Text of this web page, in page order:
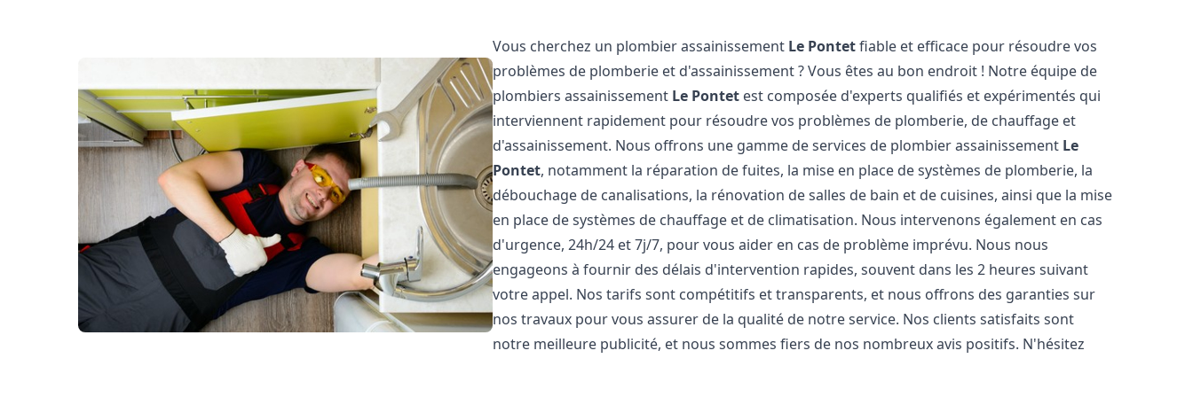
Vous cherchez un plombier assainissement Le Pontetfiable et efficace pour résoudre vos
problèmes de plomberie et d'assainissement ? Vous êtes au bon endroit ! Notre équipe de
plombiers assainissement Le Pontet est composée d'experts qualifiés et expérimentés qui
interviennent rapidement pour résoudre vos problèmes de plomberie, de chauffage et
d'assainissement. Nous offrons une gamme de services de plombier assainissement Le
Pontet, notamment la réparation de fuites, la mise en place de systèmes de plomberie, la
débouchage de canalisations, la rénovation de salles de bain et de cuisines, ainsi que la mise
en place de systèmes de chauffage et de climatisation. Nous intervenons également en cas
d'urgence, 24h/24 et 7j/7, pour vous aider en cas de problème imprévu. Nous nous
engageons à fournir des délais d'intervention rapides, souvent dans les 2 heures suivant
votre appel. Nos tarifs sont compétitifs et transparents, et nous offrons des garanties sur
nos travaux pour vous assurer de la qualité de notre service. Nos clients satisfaits sont
notre meilleure publicité, et nous sommes fiers de nos nombreux avis positifs. N'hésitez